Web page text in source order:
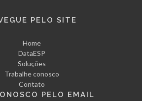
PELO SITE
Home
DataESP
Soluções
Trabalhe conosco
Contato
PELO EMAIL